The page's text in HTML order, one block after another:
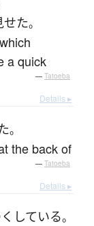
せた。
a quick
— Tatoeba
Details ▸
。
the back of
— Tatoeba
Details ▸
している。